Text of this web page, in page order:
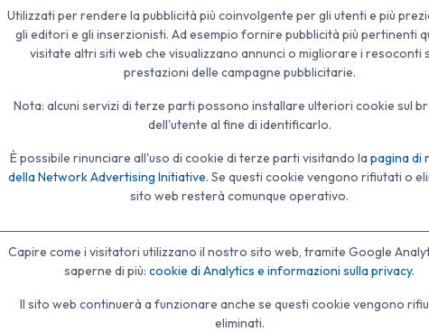
Utilizzati per rendere la pubblicità più coinvolgente per gli utenti e più
gli editori e gli inserzionisti. Ad esempio fornire pubblicità più pertinenti
visitate altri siti web che visualizzano annunci o migliorare i resoconti
prestazioni delle campagne pubblicitarie.
Nota: alcuni servizi di terze parti possono installare ulteriori cookie sul
dell'utente al fine di identificarlo.
È possibile rinunciare all'uso di cookie di terze parti visitando la pagina di
della Network Advertising Initiative. Se questi cookie vengono rifiutati o
sito web resterà comunque operativo.
Capire come i visitatori utilizzano il nostro sito web, tramite Google
saperne di più: cookie di Analytics e informazioni sulla privacy.
Il sito web continuerà a funzionare anche se questi cookie vengono
eliminati.